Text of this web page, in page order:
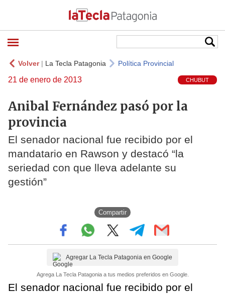
Volver| La Tecla Patagonia Política Provincial
21 de enero de 2013 CHUBUT
Anibal Fernández pasó por la
provincia
El senador nacional fue recibido por el
mandatario en Rawson y destacó “la
seriedad con que lleva adelante su
gestión”
Compartir
Agregar La Tecla Patagonia en Google
Agrega La Tecla Patagonia a tus medios preferidos en Google.
El senador nacional fue recibido por el